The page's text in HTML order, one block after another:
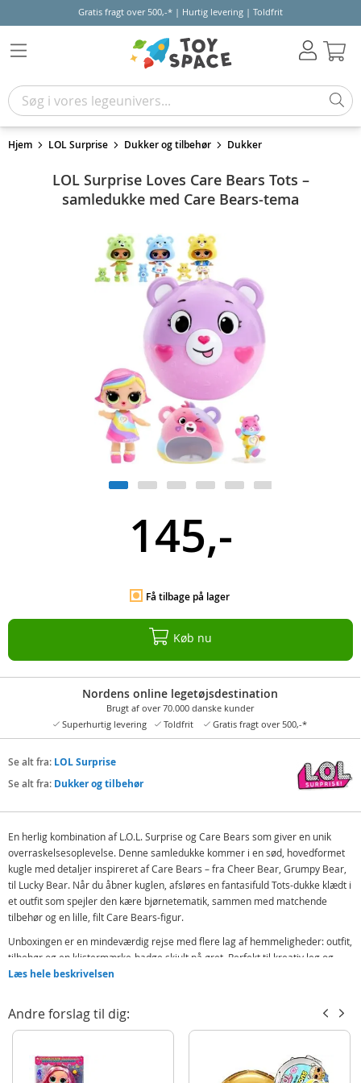
Gratis fragt over 500,-* | Hurtig levering | Toldfrit
Hjem LOL Surprise Dukker og tilbehør Dukker
LOL Surprise Loves Care Bears Tots –
samledukke med Care Bears-tema
145,-
Få tilbage på lager
Køb nu
Nordens online legetøjsdestination
Brugt af over 70.000 danske kunder
Superhurtig levering
Toldfrit Gratis fragt over 500,-*
Se alt fra: LOL Surprise
Se alt fra: Dukker og tilbehør
En herlig kombination af L.O.L. Surprise og Care Bears som giver en unik
overraskelsesoplevelse. Denne samledukke kommer i en sød, hovedformet
kugle med detaljer inspireret af Care Bears – fra Cheer Bear, Grumpy Bear,
til Lucky Bear. Når du åbner kuglen, afsløres en fantasifuld Tots-dukke klædt i
et outfit som spejler den kære bjørnetematik, sammen med matchende
tilbehør og en lille, filt Care Bears-figur.
Unboxingen er en mindeværdig rejse med flere lag af hemmeligheder: outfit,
tilbehør og en klistermærke-badge skjult på øret. Perfekt til kreativ leg og
genfortælling af historier, og ideel som gave til børn fra fire år og opad.
LOL Surprise Loves Care Bears Tots-dukke
Care Bears-inspireret outfit og tilbehør
Lille, filt Care Bears-figur/li>
Klistermærke-badge på emballagens “øre”
Læs hele beskrivelsen
Andre forslag til dig: